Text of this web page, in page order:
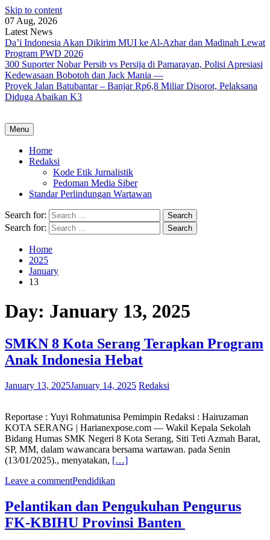
Skip to content
07 Aug, 2026
Latest News
Da’i Indonesia Akan Dikirim MUI ke Al-Azhar dan Madinah Lewat
Program PWD 2026
300 Suporter Nobar Persib vs Persija di Pamarayan, Polisi Apresiasi
Kedewasaan Bobotoh dan Jack Mania —
Proyek Jalan Batubantar – Banjar Rp6,8 Miliar Disorot, Pelaksana
Diduga Abaikan K3
Menu
Home
Redaksi
Kode Etik Jurnalistik
Pedoman Media Siber
Standar Perlindungan Wartawan
Search for:
Search for:
Home
2025
January
13
Day: January 13, 2025
SMKN 8 Kota Serang Terapkan Program
Anak Indonesia Hebat
January 13, 2025January 14, 2025 Redaksi
Reportase : Yuyi Rohmatunisa Pemimpin Redaksi : Hairuzaman
KOTA SERANG | Harianexpose.com — Wakil Kepala Sekolah
Bidang Humas SMK Negeri 8 Kota Serang, Siti Teti Azmah Barat,
SP, MM, dalam wawancara bersama wartawan. pada Senin
(13/01/2025)., menyatakan, […]
Leave a commentPendidikan
Pelantikan dan Pengukuhan Pengurus
FK-KBIHU Provinsi Banten